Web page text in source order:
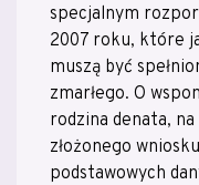
specjalnym
2007 roku, które
muszą być
zmarłego. O
rodzina denata,
złożonego
podstawowych